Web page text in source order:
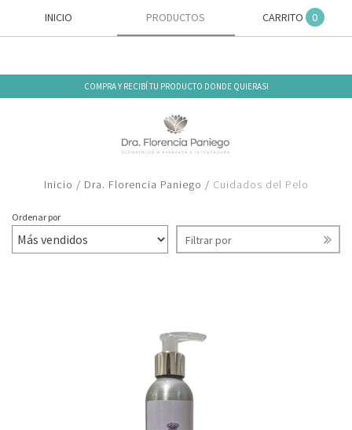
INICIO PRODUCTOS CARRITO 0
COMPRA Y RECIBÍ TU PRODUCTO DONDE QUIERAS!
Inicio / Dra. Florencia Paniego / Cuidados del Pelo
Ordenar por
Filtrar por